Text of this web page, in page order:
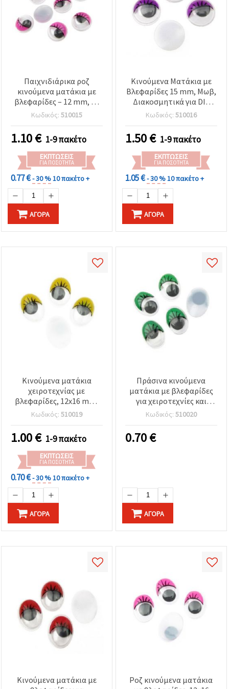
Παιχνιδιάρικα ροζ
κινούμενα ματάκια με
βλεφαρίδες – 12 mm, 50
τεμ. – Ιδανικά για
χειροτεχνίες, DIY
διακόσμηση &
χειροποίητες κατασκευές
Κωδικός: 510015
1.10€ 1-9 πακέτο
ΕΚΠΤΏΣΕΙΣ
ΓΙΑ ΠΟΣΌΤΗΤΑ
0.77 €- 30 %10 πακέτο +
ΑΓΟΡΆ
Κινούμενα Ματάκια με
Βλεφαρίδες 15 mm, Μωβ,
Διακοσμητικά για DIY
Χειροτεχνίες, 50 τεμ.
Κωδικός: 510016
1.50€ 1-9 πακέτο
ΕΚΠΤΏΣΕΙΣ
ΓΙΑ ΠΟΣΌΤΗΤΑ
1.05 €- 30 %10 πακέτο +
ΑΓΟΡΆ
Κινούμενα ματάκια
χειροτεχνίας με
βλεφαρίδες, 12x16 mm,
κίτρινα, για διακόσμηση,
DIY κατασκευές και
χειροποίητα αξεσουάρ –
20 τεμ.
Κωδικός: 510019
1.00€ 1-9 πακέτο
ΕΚΠΤΏΣΕΙΣ
ΓΙΑ ΠΟΣΌΤΗΤΑ
0.70 €- 30 %10 πακέτο +
ΑΓΟΡΆ
Πράσινα κινούμενα
ματάκια με βλεφαρίδες
για χειροτεχνίες και
διακόσμηση, 12x16 mm -
20 τεμ.
Κωδικός: 510020
0.70€
ΑΓΟΡΆ
Κινούμενα ματάκια με
Ροζ κινούμενα ματάκια